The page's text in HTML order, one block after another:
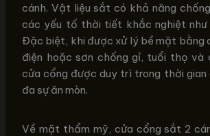
cánh. Vật liệu sắt có khả năng
các yếu tố thời tiết khắc nghiệt như
Đặc biệt, khi được xử lý bề mặt bằng
điện hoặc sơn chống gỉ, tuổi thọ và
cửa cổng được duy trì trong thời gian
đa sự ăn mòn.
Về mặt thẩm mỹ, cửa cổng sắt 2